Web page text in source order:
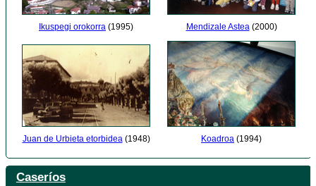
Ikuspegi orokorra (1995) Mendizale Astea(2000)
Juan de Urbieta etorbidea(1948) Koadroa (1994)
Caseríos